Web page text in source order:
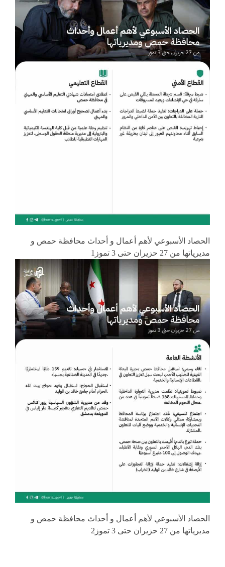
الحصاد الأسبوعي لأهم أعمال و أحداث محافظة حمص و
مديرياتها من 27 حزيران حتى 3 تموز1
الحصاد الأسبوعي لأهم أعمال و أحداث محافظة حمص و
مديرياتها من 27 حزيران حتى 3 تموز2